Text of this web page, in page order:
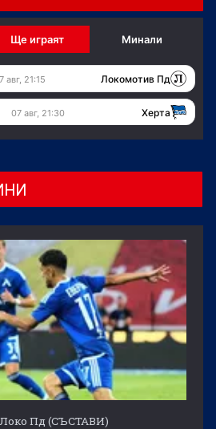
Ще играят Минали
авг, 21:15 Локомотив Пд
07 авг, 21:30 Херта
Пд (СЪСТАВИ)